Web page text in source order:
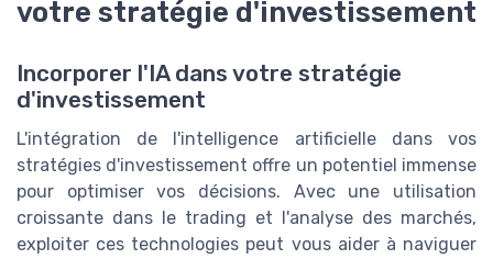
votre stratégie d'investissement
Incorporer l'IA dans votre stratégie
d'investissement
L'intégration de l'intelligence artificielle dans vos
stratégies d'investissement offre un potentiel immense
pour optimiser vos décisions. Avec une utilisation
croissante dans le trading et l'analyse des marchés,
exploiter ces technologies peut vous aider à naviguer